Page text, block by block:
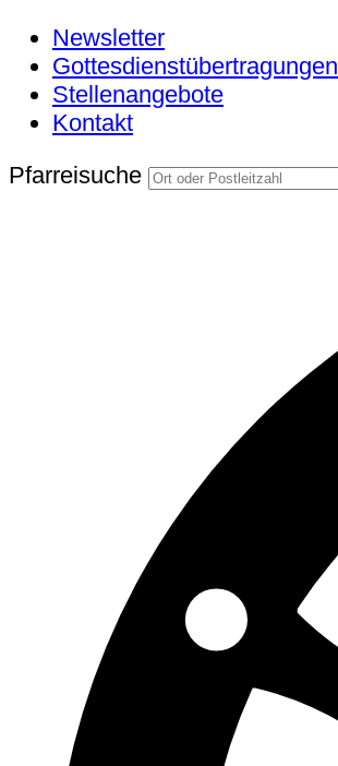
Newsletter
Gottesdienstübertragungen
Stellenangebote
Kontakt
Pfarreisuche